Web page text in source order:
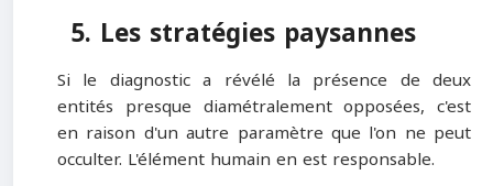
5. Les stratégies paysannes
Si le diagnostic a révélé la présence de deux
entités presque diamétralement opposées, c'est
en raison d'un autre paramètre que l'on ne peut
occulter. L'élément humain en est responsable.